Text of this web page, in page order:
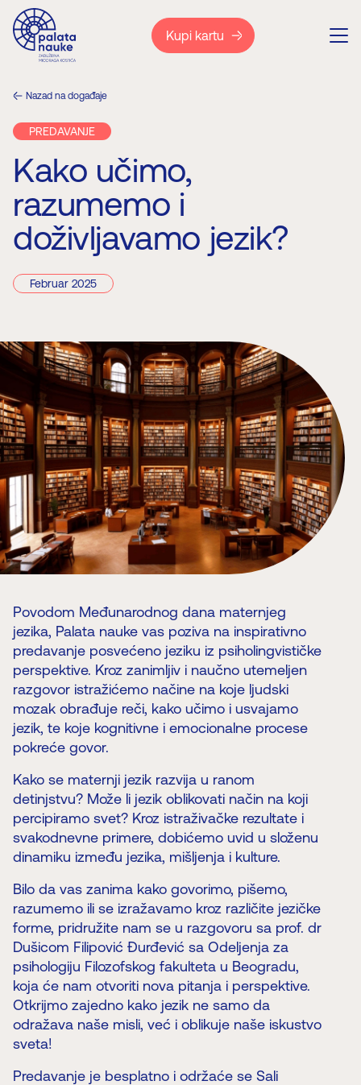
Kupi kartu
Nazad na događaje
PREDAVANJE
Kako učimo,
razumemo i
doživljavamo jezik?
Februar 2025
Povodom Međunarodnog dana maternjeg
jezika, Palata nauke vas poziva na inspirativno
predavanje posvećeno jeziku iz psiholingvističke
perspektive. Kroz zanimljiv i naučno utemeljen
razgovor istražićemo načine na koje ljudski
mozak obrađuje reči, kako učimo i usvajamo
jezik, te koje kognitivne i emocionalne procese
pokreće govor.
Kako se maternji jezik razvija u ranom
detinjstvu? Može li jezik oblikovati način na koji
percipiramo svet? Kroz istraživačke rezultate i
svakodnevne primere, dobićemo uvid u složenu
dinamiku između jezika, mišljenja i kulture.
Bilo da vas zanima kako govorimo, pišemo,
razumemo ili se izražavamo kroz različite jezičke
forme, pridružite nam se u razgovoru sa prof. dr
Dušicom Filipović Đurđević sa Odeljenja za
psihologiju Filozofskog fakulteta u Beogradu,
koja će nam otvoriti nova pitanja i perspektive.
Otkrijmo zajedno kako jezik ne samo da
odražava naše misli, već i oblikuje naše iskustvo
sveta!
Predavanje je besplatno i održaće se Sali